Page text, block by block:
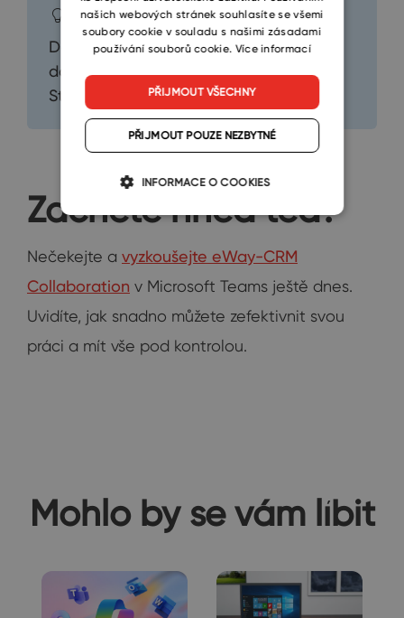
Pro stávající uživatele
Doplněk eWay-CRM Collaboration je
dostupný pro eWay-CRM® Lite,
Standard, Plus nebo Premium.
Začněte hned teď!
Nečekejte a vyzkoušejte eWay-CRM
Collaboration v Microsoft Teams ještě dnes.
Uvidíte, jak snadno můžete zefektivnit svou
práci a mít vše pod kontrolou.
Mohlo by se vám líbit
našich webových stránek souhlasíte se všemi
soubory cookie v souladu s našimi zásadami
používání souborů cookie. Více informací
PŘIJMOUT VŠECHNY
PŘIJMOUT POUZE NEZBYTNÉ
INFORMACE O COOKIES